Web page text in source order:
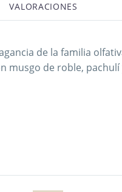
VALORACIONES
de la familia
musgo de roble,